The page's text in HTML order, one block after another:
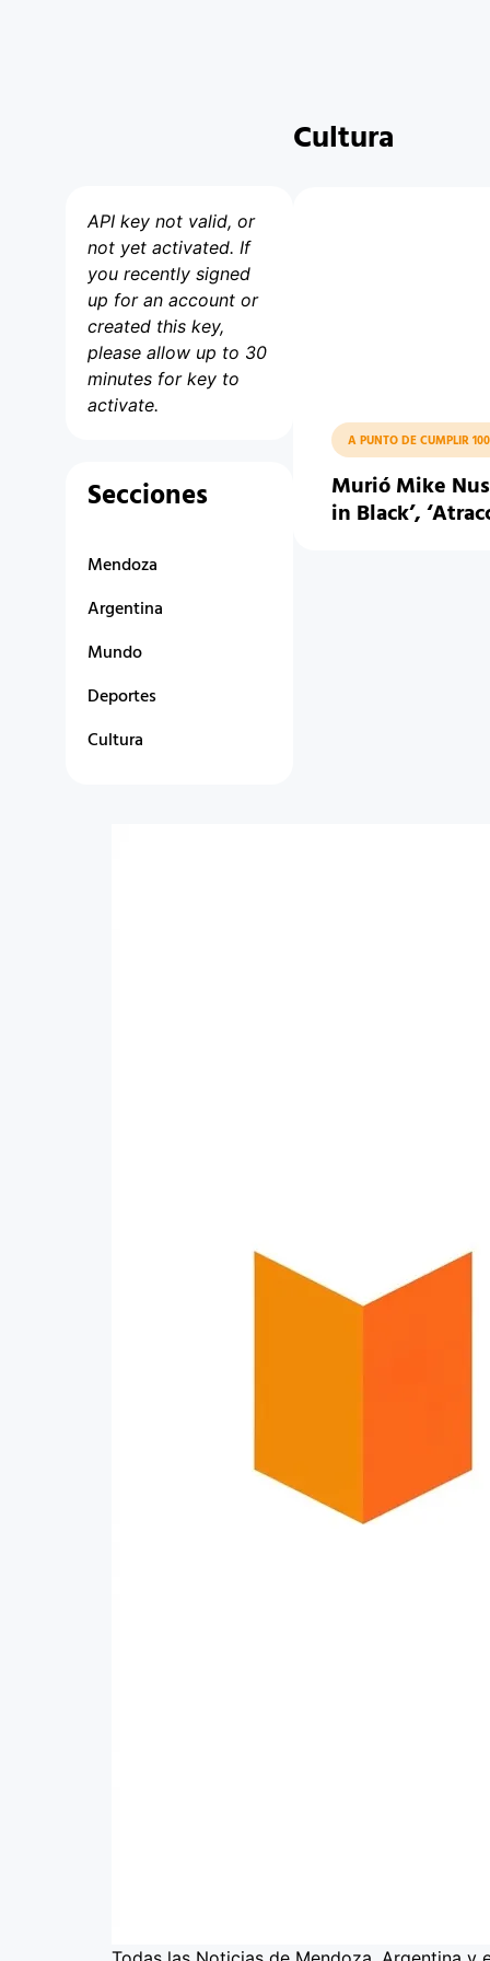
API key not valid, or
not yet activated. If
you recently signed
up for an account or
created this key,
please allow up to 30
minutes for key to
activate.
Secciones
Mendoza
Argentina
Mundo
Deportes
Cultura
Cultura
A PUNTO DE CUMPLIR 100
Murió Mike
in Black’,